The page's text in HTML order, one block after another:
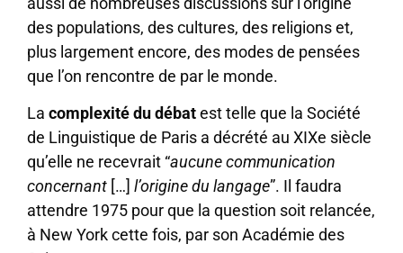
des populations, des cultures, des religions et,
plus largement encore, des modes de pensées
que l’on rencontre de par le monde.
La complexité du débatest telle que la Société
de Linguistique de Paris a décrété au XIXe siècle
qu’elle ne recevrait “aucune communication
concernant […] l’origine du langage”. Il faudra
attendre 1975 pour que la question soit relancée,
à New York cette fois, par son Académie des